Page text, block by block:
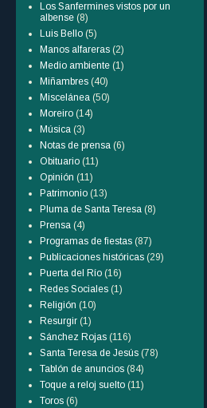
Los Sanfermines vistos por un
albense (8)
Luis Bello (5)
Manos alfareras (2)
Medio ambiente (1)
Miñambres (40)
Miscelánea (50)
Moreiro (14)
Música (3)
Notas de prensa (6)
Obituario (11)
Opinión (11)
Patrimonio (13)
Pluma de Santa Teresa (8)
Prensa (4)
Programas de fiestas (87)
Publicaciones históricas (29)
Puerta del Río (16)
Redes Sociales (1)
Religión (10)
Resurgir (1)
Sánchez Rojas (116)
Santa Teresa de Jesús (78)
Tablón de anuncios (84)
Toque a reloj suelto (11)
Toros (6)